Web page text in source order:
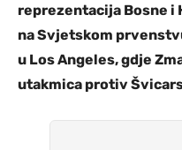
reprezentacija Bosne
na Svjetskom
u Los Angeles, gdje
utakmica protiv